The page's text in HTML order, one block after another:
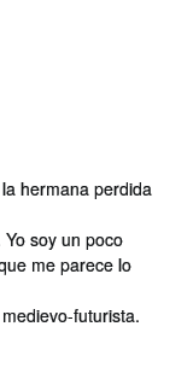
hermana perdida
soy un poco
me parece lo
futurista.